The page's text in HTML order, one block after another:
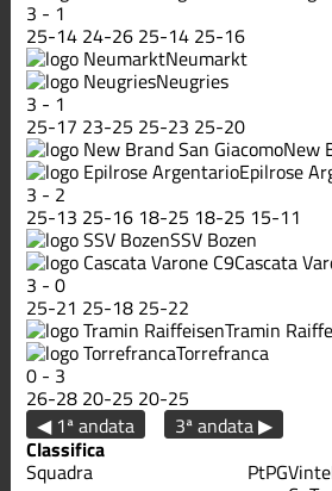
3 - 1
25-14 24-26 25-14 25-16
Neumarkt
Neugries
3 - 1
25-17 23-25 25-23 25-20
New
Epilrose
3 - 2
25-13 25-16 18-25 18-25 15-11
SSV Bozen
Cascata
3 -0
25-21 25-18 25-22
Tramin
Torrefranca
0 - 3
26-28 20-25 20-25
◀ 1ª andata
3ª andata ▶
Classifica
Squadra PtPGVinte